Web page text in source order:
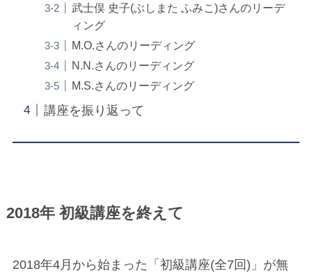
武士俣 史子(ぶしまた ふみこ)さんのリーデ
ィング
M.O.さんのリーディング
N.N.さんのリーディング
M.S.さんのリーディング
講座を振り返って
2018年 初級講座を終えて
2018年4月から始まった「初級講座(全7回)」が無